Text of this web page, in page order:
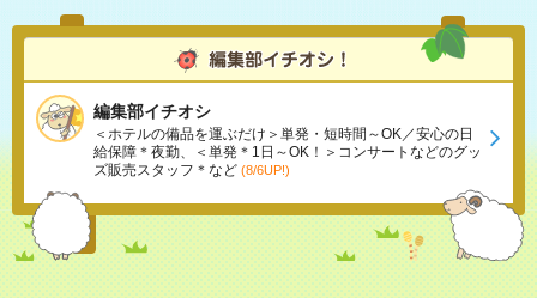
編集部イチオシ
＜ホテルの備品を運ぶだけ＞単発・短時間～OK／安心の日
給保障＊夜勤、＜単発＊1日～OK！＞コンサートなどのグッ
ズ販売スタッフ＊など (8/6UP!)